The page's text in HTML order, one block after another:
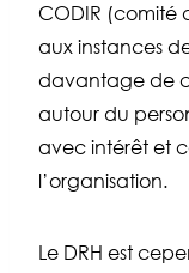
CODIR (comité
aux instances
davantage de
autour du
avec intérêt et
l’organisation.
Le DRH est